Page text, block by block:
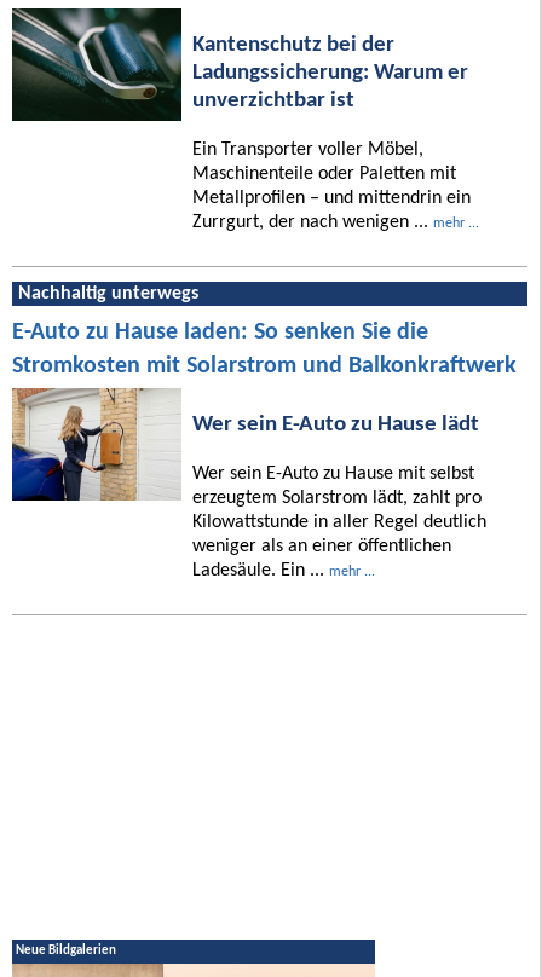
Kantenschutz bei der
Ladungssicherung: Warum er
unverzichtbar ist
Ein Transporter voller Möbel,
Maschinenteile oder Paletten mit
Metallprofilen – und mittendrin ein
Zurrgurt, der nach wenigen ... mehr ...
Nachhaltig unterwegs
E-Auto zu Hause laden: So senken Sie die
Stromkosten mit Solarstrom und Balkonkraftwerk
Wer sein E-Auto zu Hause lädt
Wer sein E-Auto zu Hause mit selbst
erzeugtem Solarstrom lädt, zahlt pro
Kilowattstunde in aller Regel deutlich
weniger als an einer öffentlichen
Ladesäule. Ein ... mehr ...
Neue Bildgalerien